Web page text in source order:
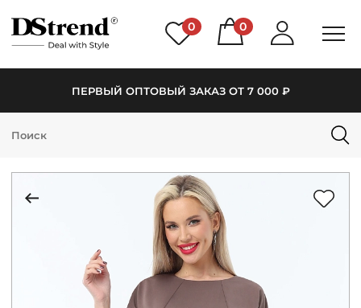
0 0
ПЕРВЫЙ ОПТОВЫЙ ЗАКАЗ ОТ 7 000 ₽
КАТАЛОГ
НОВИНКИ
РАСПРОДАЖА